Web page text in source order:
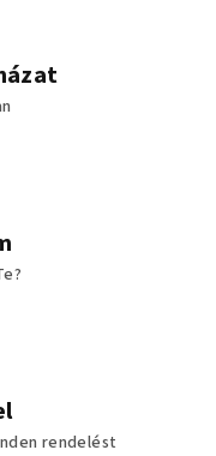
rendelést